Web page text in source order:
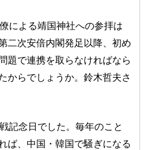
による靖国神社への参拝は
二次安倍内閣発足以降、初め
題で連携を取らなければなら
からでしょうか。鈴木哲夫さ
記念日でした。毎年のこと
ば、中国・韓国で騒ぎになる